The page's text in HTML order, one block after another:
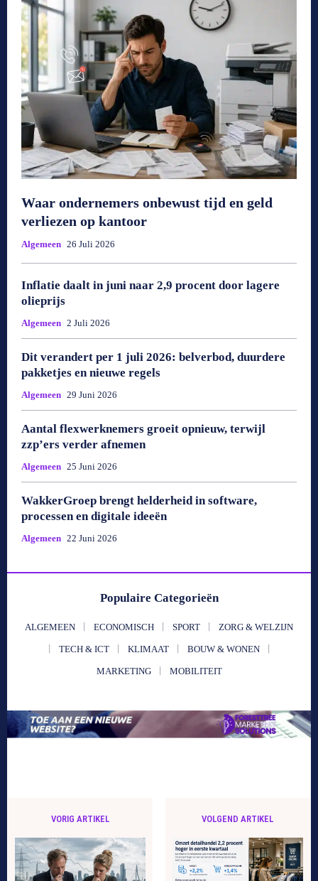
Waar ondernemers onbewust tijd en geld
verliezen op kantoor
Algemeen 26 Juli 2026
Inflatie daalt in juni naar 2,9 procent door lagere
olieprijs
Algemeen 2 Juli 2026
Dit verandert per 1 juli 2026: belverbod, duurdere
pakketjes en nieuwe regels
Algemeen 29 Juni 2026
Aantal flexwerknemers groeit opnieuw, terwijl
zzp’ers verder afnemen
Algemeen 25 Juni 2026
WakkerGroep brengt helderheid in software,
processen en digitale ideeën
Algemeen 22 Juni 2026
Populaire Categorieën
ALGEMEEN ECONOMISCH SPORT ZORG & WELZIJN
TECH & ICT KLIMAAT BOUW & WONEN
MARKETING MOBILITEIT
VORIG ARTIKEL VOLGEND ARTIKEL